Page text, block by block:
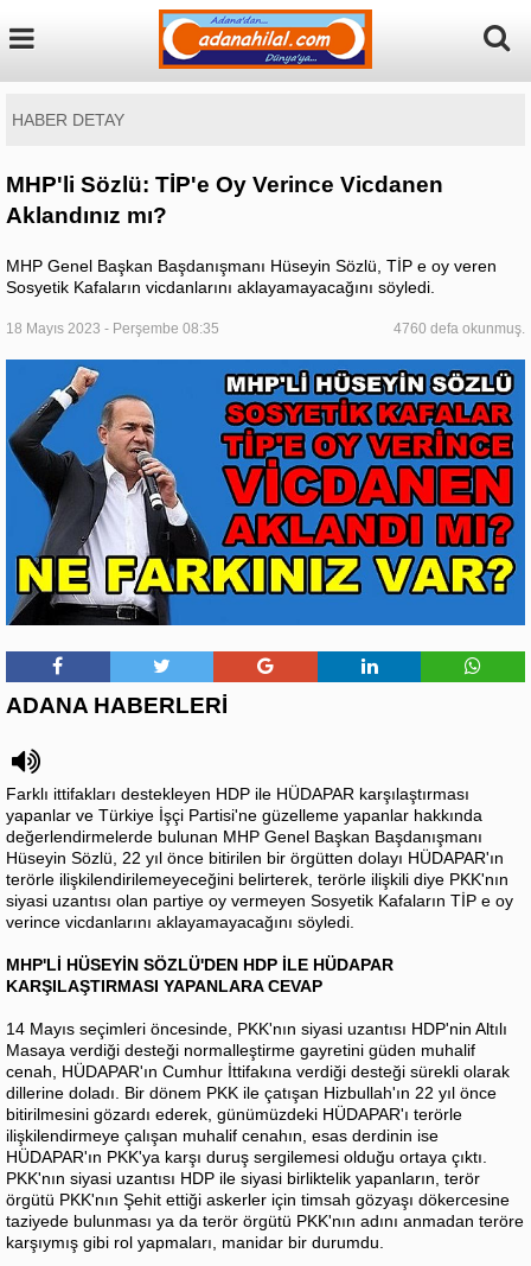
HABER DETAY
MHP'li Sözlü: TİP'e Oy Verince Vicdanen
Aklandınız mı?
MHP Genel Başkan Başdanışmanı Hüseyin Sözlü, TİP e oy veren
Sosyetik Kafaların vicdanlarını aklayamayacağını söyledi.
18 Mayıs 2023 - Perşembe 08:35 4760 defa okunmuş.
ADANA HABERLERİ
Farklı ittifakları destekleyen HDP ile HÜDAPAR karşılaştırması
yapanlar ve Türkiye İşçi Partisi'ne güzelleme yapanlar hakkında
değerlendirmelerde bulunan MHP Genel Başkan Başdanışmanı
Hüseyin Sözlü, 22 yıl önce bitirilen bir örgütten dolayı HÜDAPAR'ın
terörle ilişkilendirilemeyeceğini belirterek, terörle ilişkili diye PKK'nın
siyasi uzantısı olan partiye oy vermeyen Sosyetik Kafaların TİP e oy
verince vicdanlarını aklayamayacağını söyledi.
MHP'Lİ HÜSEYİN SÖZLÜ'DEN HDP İLE HÜDAPAR
KARŞILAŞTIRMASI YAPANLARA CEVAP
14 Mayıs seçimleri öncesinde, PKK'nın siyasi uzantısı HDP'nin Altılı
Masaya verdiği desteği normalleştirme gayretini güden muhalif
cenah, HÜDAPAR'ın Cumhur İttifakına verdiği desteği sürekli olarak
dillerine doladı. Bir dönem PKK ile çatışan Hizbullah'ın 22 yıl önce
bitirilmesini gözardı ederek, günümüzdeki HÜDAPAR'ı terörle
ilişkilendirmeye çalışan muhalif cenahın, esas derdinin ise
HÜDAPAR'ın PKK'ya karşı duruş sergilemesi olduğu ortaya çıktı.
PKK'nın siyasi uzantısı HDP ile siyasi birliktelik yapanların, terör
örgütü PKK'nın Şehit ettiği askerler için timsah gözyaşı dökercesine
taziyede bulunması ya da terör örgütü PKK'nın adını anmadan teröre
karşıymış gibi rol yapmaları, manidar bir durumdu.